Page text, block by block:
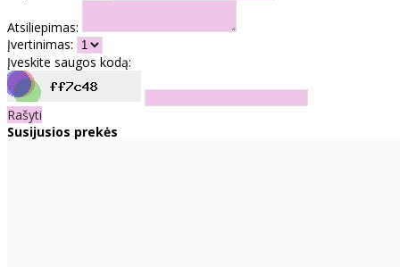
Atsiliepimas:
Įvertinimas:
Įveskite saugos kodą:
Rašyti
Susijusios prekės